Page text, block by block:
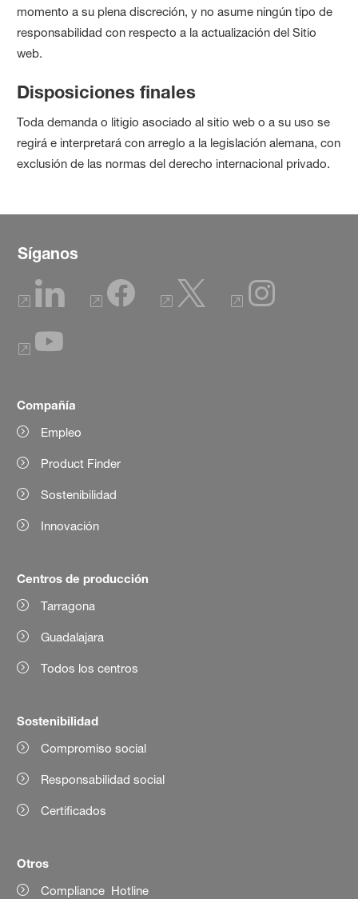
momento a su plena discreción, y no asume ningún tipo de
responsabilidad con respecto a la actualización del Sitio
web.
Disposiciones finales
Toda demanda o litigio asociado al sitio web o a su uso se
regirá e interpretará con arreglo a la legislación alemana, con
exclusión de las normas del derecho internacional privado.
Síganos
Compañía
Empleo
Product Finder
Sostenibilidad
Innovación
Centros de producción
Tarragona
Guadalajara
Todos los centros
Sostenibilidad
Compromiso social
Responsabilidad social
Certificados
Otros
Compliance Hotline